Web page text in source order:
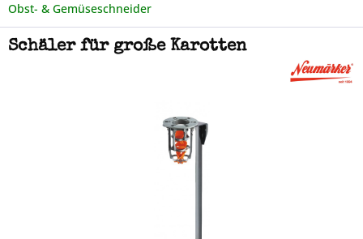
Obst- & Gemüseschneider
Schäler für große Karotten